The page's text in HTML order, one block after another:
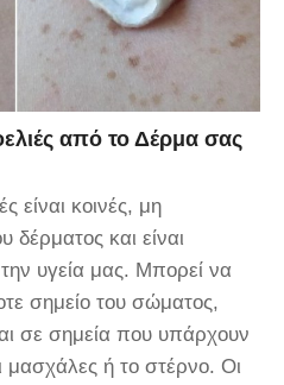
από το Δέρμα σας
είναι κοινές, μη
δέρματος και είναι
υγεία μας. Μπορεί να
σημείο του σώματος,
σε σημεία που υπάρχουν
μασχάλες ή το στέρνο. Οι